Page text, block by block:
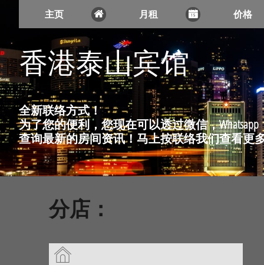
香港泰山宾馆
价格
主页 
全新联络方式！
为了您的便利，您现在可以透过微信，Whatsapp，
查询最新的房间资讯！马上按联络我们查看更
月租 
分店：
